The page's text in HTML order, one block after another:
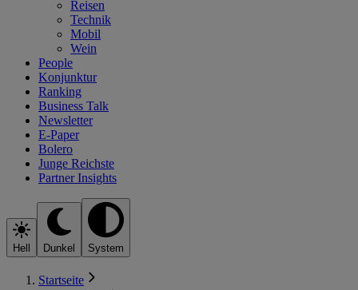
Reisen
Technik
Mobil
Wein
People
Konjunktur
Ranking
Business Talk
Newsletter
E-Paper
Bolero
Junge Reichste
Partner Insights
Hell Dunkel System
Startseite